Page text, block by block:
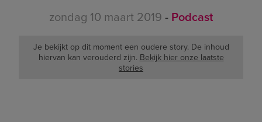
zondag 10 maart 2019 - Podcast
Je bekijkt op dit moment een oudere story. De inhoud
hiervan kan verouderd zijn. Bekijk hier onze laatste
stories